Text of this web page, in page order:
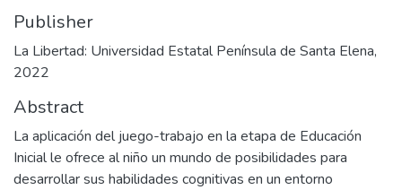
Publisher
La Libertad: Universidad Estatal Península de Santa Elena,
2022
Abstract
La aplicación del juego-trabajo en la etapa de Educación
Inicial le ofrece al niño un mundo de posibilidades para
desarrollar sus habilidades cognitivas en un entorno